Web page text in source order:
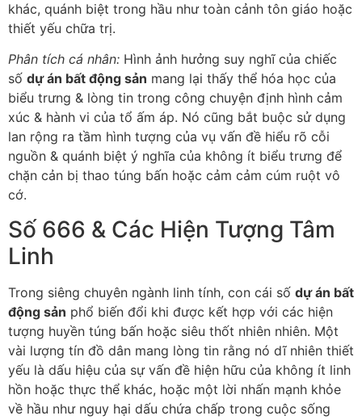
khác, quánh biệt trong hầu như toàn cảnh tôn giáo hoặc
thiết yếu chữa trị.
Phân tích cá nhân: Hình ảnh hưởng suy nghĩ của chiếc
số dự án bất động sản mang lại thấy thể hóa học của
biểu trưng & lòng tin trong công chuyện định hình cảm
xúc & hành vi của tổ ấm áp. Nó cũng bắt buộc sử dụng
lan rộng ra tầm hình tượng của vụ vấn đề hiểu rõ cỗi
nguồn & quánh biệt ý nghĩa của không ít biểu trưng để
chặn cản bị thao túng bấn hoặc cảm cảm cúm ruột vô
cớ.
Số 666 & Các Hiện Tượng Tâm
Linh
Trong siêng chuyên ngành linh tính, con cái số dự án bất
động sản phổ biến đổi khi được kết hợp với các hiện
tượng huyền túng bấn hoặc siêu thốt nhiên nhiên. Một
vài lượng tín đồ dân mang lòng tin rằng nó dĩ nhiên thiết
yếu là dấu hiệu của sự vấn đề hiện hữu của không ít linh
hồn hoặc thực thể khác, hoặc một lời nhấn mạnh khỏe
về hầu như nguy hại dấu chứa chấp trong cuộc sống